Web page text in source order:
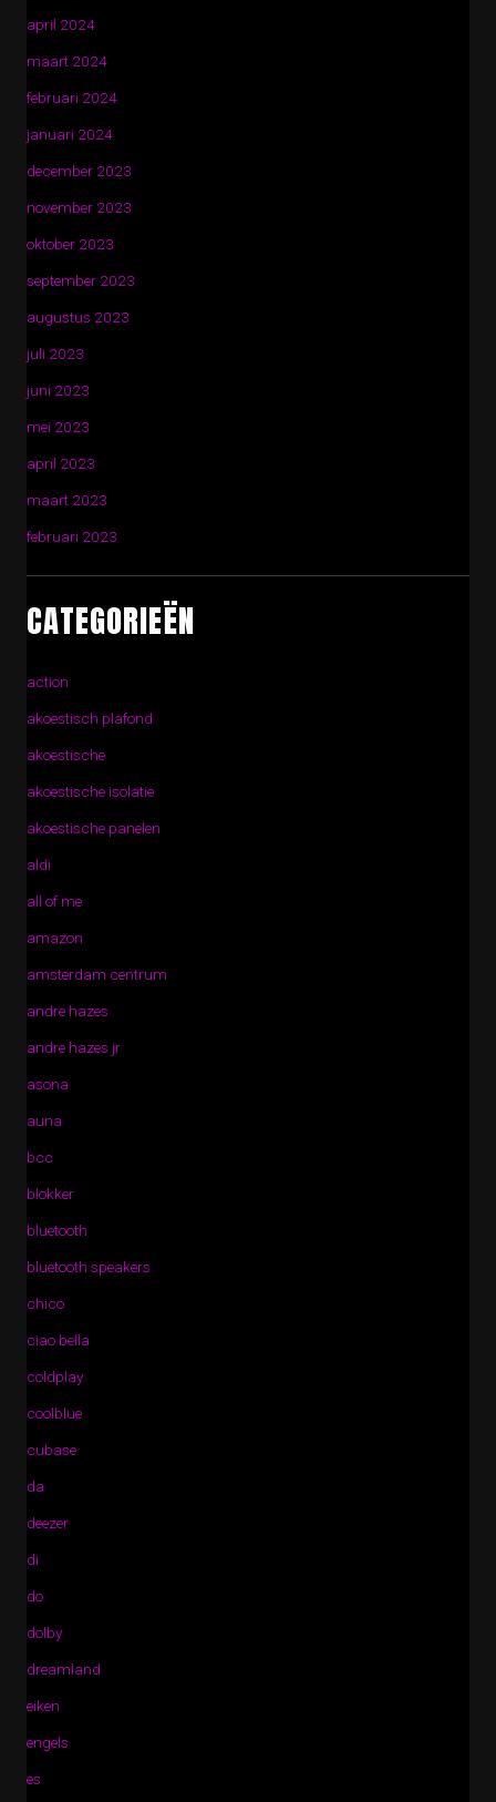
april 2024
maart 2024
februari 2024
januari 2024
december 2023
november 2023
oktober 2023
september 2023
augustus 2023
juli 2023
juni 2023
mei 2023
april 2023
maart 2023
februari 2023
CATEGORIEËN
action
akoestisch plafond
akoestische
akoestische isolatie
akoestische panelen
aldi
all of me
amazon
amsterdam centrum
andre hazes
andre hazes jr
asona
auna
bcc
blokker
bluetooth
bluetooth speakers
chico
ciao bella
coldplay
coolblue
cubase
da
deezer
di
do
dolby
dreamland
eiken
engels
es